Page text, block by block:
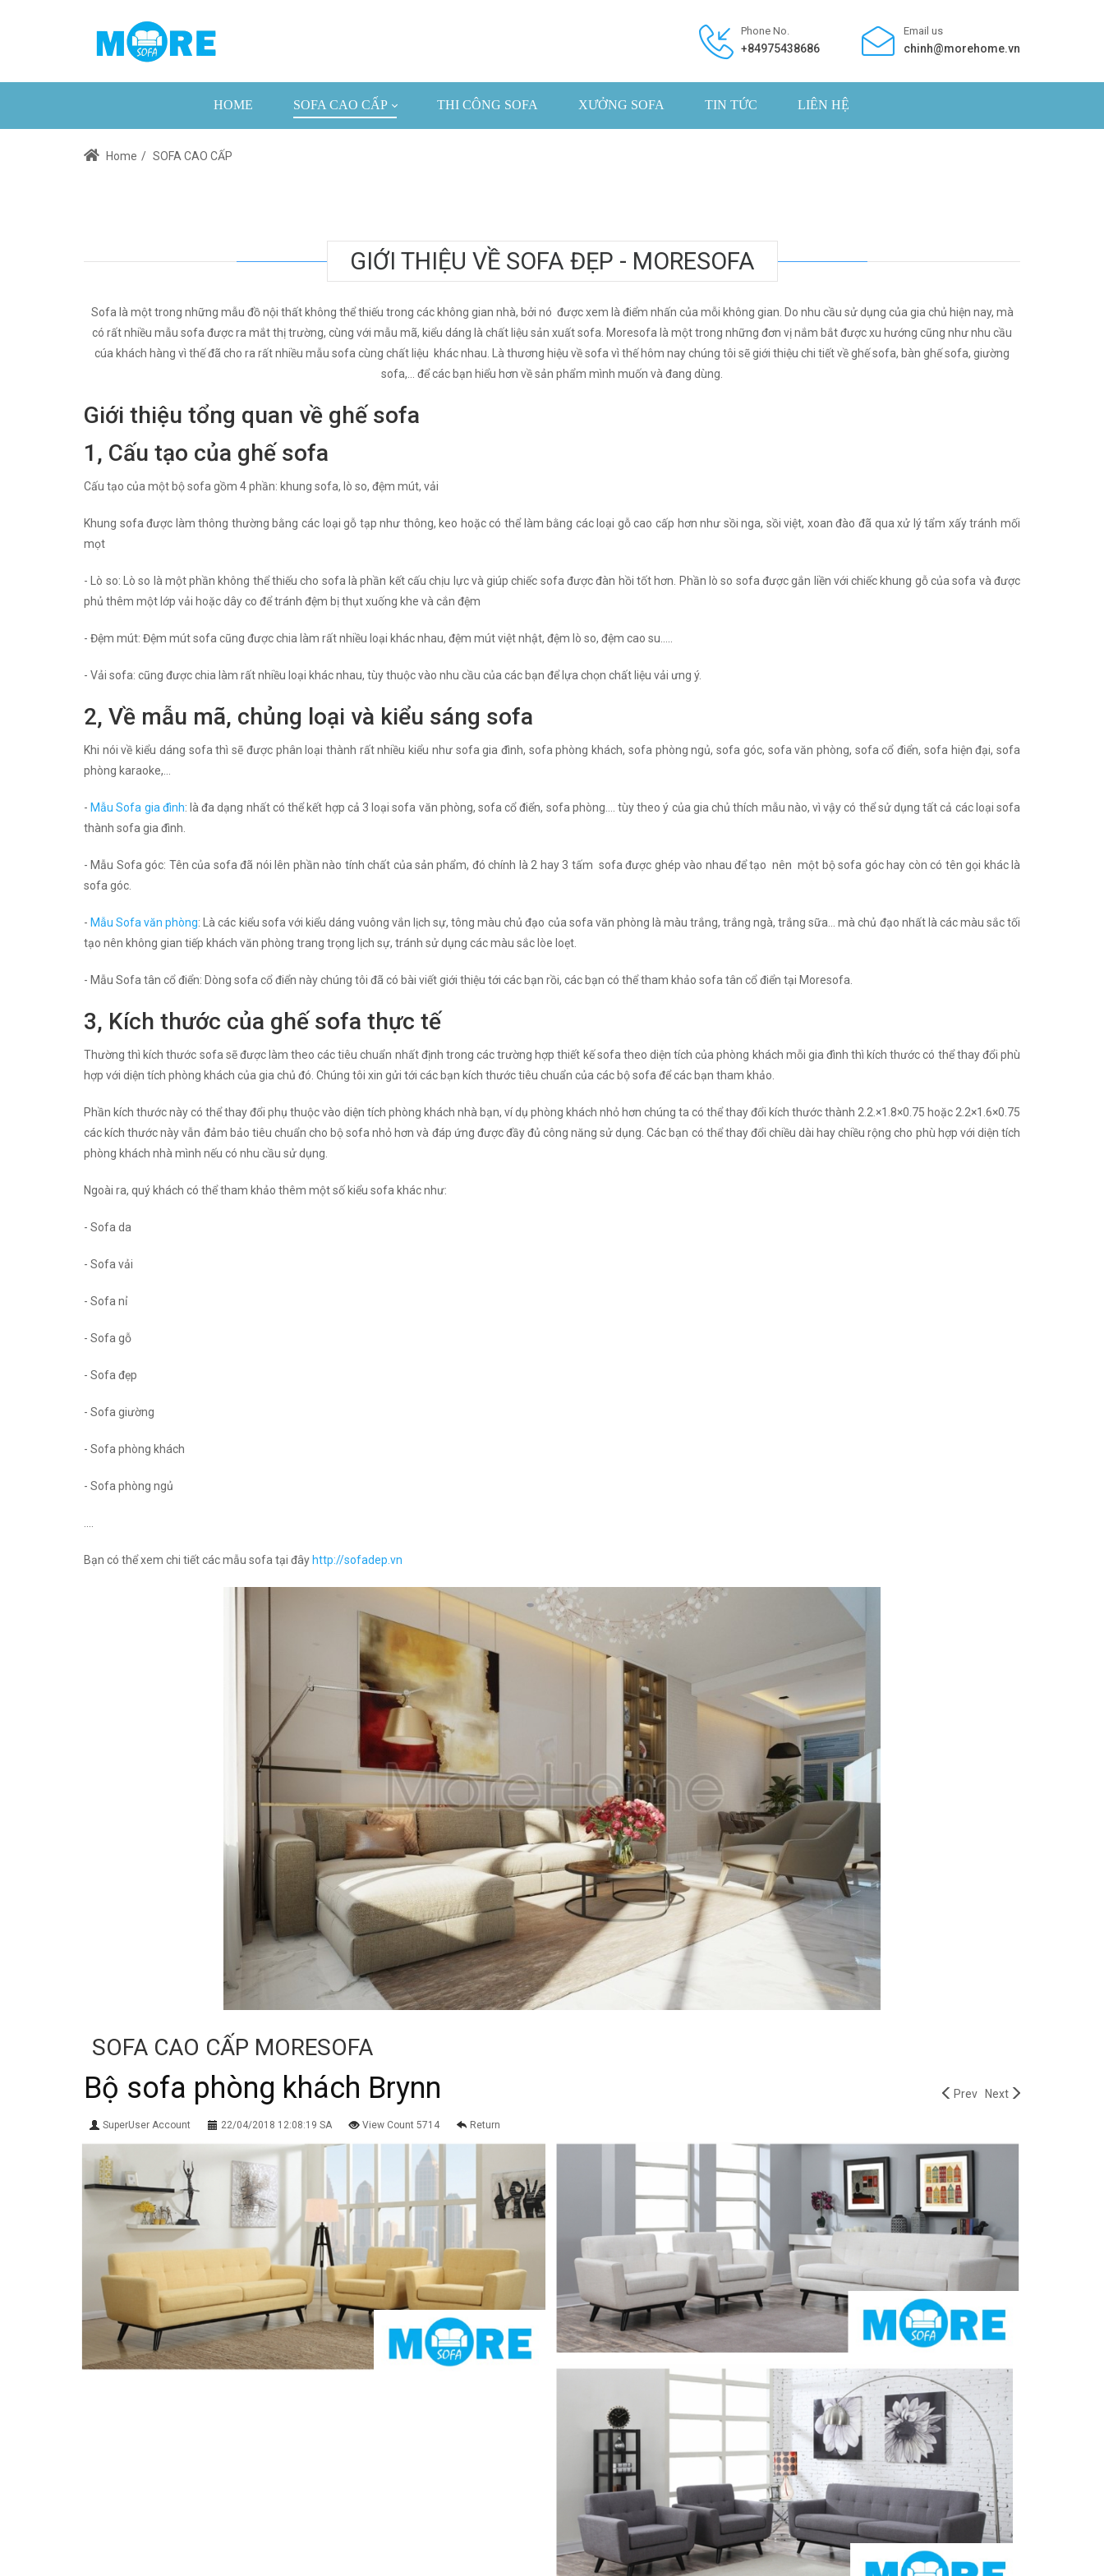
Phone No.
+84975438686
Email us
chinh@morehome.vn
HOME SOFA CAO CẤP THI CÔNG SOFA XƯỞNG SOFA TIN TỨC LIÊN HỆ
Home / SOFA CAO CẤP
GIỚI THIỆU VỀ SOFA ĐẸP - MORESOFA
Sofa là một trong những mẫu đồ nội thất không thể thiếu trong các không gian nhà, bởi nó được xem là điểm nhấn của mỗi không gian. Do nhu cầu sử dụng của gia chủ hiện nay, mà
có rất nhiều mẫu sofa được ra mắt thị trường, cùng với mẫu mã, kiểu dáng là chất liệu sản xuất sofa. Moresofa là một trong những đơn vị nắm bắt được xu hướng cũng như nhu cầu
cúa khách hàng vì thế đã cho ra rất nhiều mẫu sofa cùng chất liệu khác nhau. Là thương hiệu về sofa vì thế hôm nay chúng tôi sẽ giới thiệu chi tiết về ghế sofa, bàn ghế sofa, giường
sofa,... để các bạn hiểu hơn về sản phẩm mình muốn và đang dùng.
Giới thiệu tổng quan về ghế sofa
1, Cấu tạo của ghế sofa
Cấu tạo của một bộ sofa gồm 4 phần: khung sofa, lò so, đệm mút, vải
Khung sofa được làm thông thường bằng các loại gỗ tạp như thông, keo hoặc có thể làm bằng các loại gỗ cao cấp hơn như sồi nga, sồi việt, xoan đào đã qua xử lý tẩm xấy tránh mối
mọt
- Lò so: Lò so là một phần không thể thiếu cho sofa là phần kết cấu chịu lực và giúp chiếc sofa được đàn hồi tốt hơn. Phần lò so sofa được gắn liền với chiếc khung gỗ của sofa và được
phủ thêm một lớp vải hoặc dây co để tránh đệm bị thụt xuống khe và cắn đệm
- Đệm mút: Đệm mút sofa cũng được chia làm rất nhiều loại khác nhau, đệm mút việt nhật, đệm lò so, đệm cao su…..
- Vải sofa: cũng được chia làm rất nhiều loại khác nhau, tùy thuộc vào nhu cầu của các bạn để lựa chọn chất liệu vải ưng ý.
2, Về mẫu mã, chủng loại và kiểu sáng sofa
Khi nói về kiểu dáng sofa thì sẽ được phân loại thành rất nhiều kiểu như sofa gia đình, sofa phòng khách, sofa phòng ngủ, sofa góc, sofa văn phòng, sofa cổ điển, sofa hiện đại, sofa
phòng karaoke,...
- Mẫu Sofa gia đình: là đa dạng nhất có thể kết hợp cả 3 loại sofa văn phòng, sofa cổ điển, sofa phòng…. tùy theo ý của gia chủ thích mẫu nào, vì vậy có thể sử dụng tất cả các loại sofa
thành sofa gia đình.
- Mẫu Sofa góc: Tên của sofa đã nói lên phần nào tính chất của sản phẩm, đó chính là 2 hay 3 tấm sofa được ghép vào nhau để tạo nên một bộ sofa góc hay còn có tên gọi khác là
sofa góc.
- Mẫu Sofa văn phòng: Là các kiểu sofa với kiểu dáng vuông vắn lịch sự, tông màu chủ đạo của sofa văn phòng là màu trắng, trắng ngà, trắng sữa… mà chủ đạo nhất là các màu sắc tối
tạo nên không gian tiếp khách văn phòng trang trọng lịch sự, tránh sử dụng các màu sắc lòe loẹt.
- Mẫu Sofa tân cổ điển: Dòng sofa cổ điển này chúng tôi đã có bài viết giới thiệu tới các bạn rồi, các bạn có thể tham khảo sofa tân cổ điển tại Moresofa.
3, Kích thước của ghế sofa thực tế
Thường thì kích thước sofa sẽ được làm theo các tiêu chuẩn nhất định trong các trường hợp thiết kế sofa theo diện tích của phòng khách mỗi gia đình thì kích thước có thể thay đổi phù
hợp với diện tích phòng khách của gia chủ đó. Chúng tôi xin gửi tới các bạn kích thước tiêu chuẩn của các bộ sofa để các bạn tham khảo.
Phần kích thước này có thể thay đổi phụ thuộc vào diện tích phòng khách nhà bạn, ví dụ phòng khách nhỏ hơn chúng ta có thể thay đổi kích thước thành 2.2.×1.8×0.75 hoặc 2.2×1.6×0.75
các kích thước này vẫn đảm bảo tiêu chuẩn cho bộ sofa nhỏ hơn và đáp ứng được đầy đủ công năng sử dụng. Các bạn có thể thay đổi chiều dài hay chiều rộng cho phù hợp với diện tích
phòng khách nhà mình nếu có nhu cầu sử dụng.
Ngoài ra, quý khách có thể tham khảo thêm một số kiểu sofa khác như:
- Sofa da
- Sofa vải
- Sofa nỉ
- Sofa gỗ
- Sofa đẹp
- Sofa giường
- Sofa phòng khách
- Sofa phòng ngủ
Bạn có thể xem chi tiết các mẫu sofa tại đây http://sofadep.vn
SOFA CAO CẤP MORESOFA
Prev Next
Bộ sofa phòng khách Brynn
SuperUser Account 22/04/2018 12:08:19 SA View Count 5714 Return